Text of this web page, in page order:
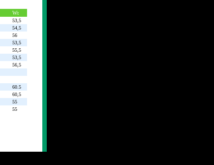
Wt
53,5
54,5
56
53,5
55,5
53,5
56,5
60.5
60,5
55
55